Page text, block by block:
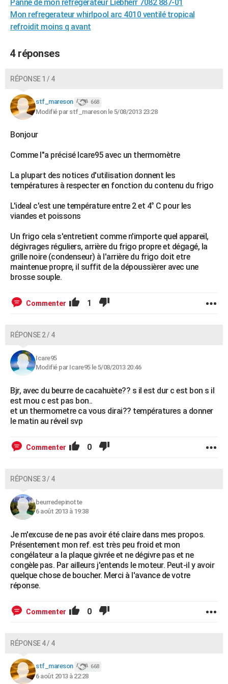
Destinations
City break
Voyage nature
Voyage de noces
Forum
Climat
+PHOTO
GUIDES D'ACHAT
BONS PLANS
CARTE DE VOEUX
DICTIONNAIRE
Dictionnaire
Biographies
Citations
Expressions
Proverbes
PROGRAMME TV
COPAINS D'AVANT
S'inscrire
Se connecter
Lycées
Collèges
Primaires
Universités
Entreprises
Service militaire
Avis de recherche
AVIS DE DÉCÈS
FORUM
Panne de mon refregerateur Liebherr 7082 887-01
Mon refregerateur whirlpool arc 4010 ventilé tropical
refroidit moins q avant
4 réponses
RÉPONSE 1 / 4
stf_mareson 668
Modifié par stf_mareson le 5/08/2013 23:28
Bonjour
Comme l"a précisé Icare95 avec un thermomètre
La plupart des notices d'utilisation donnent les
températures à respecter en fonction du contenu du frigo
L'ideal c'est une température entre 2 et 4° C pour les
viandes et poissons
Un frigo cela s'entretient comme n'importe quel appareil,
dégivrages réguliers, arrière du frigo propre et dégagé, la
grille noire (condenseur) à l'arrière du frigo doit etre
maintenue propre, il suffit de la dépoussièrer avec une
brosse souple.
Commenter 1
RÉPONSE 2 / 4
Icare95
Modifié par Icare95 le 5/08/2013 20:46
Bjr, avec du beurre de cacahuète?? s il est dur c est bon s il
est mou c est pas bon..
et un thermometre ca vous dirai?? températures a donner
le matin au réveil svp
Commenter 0
RÉPONSE 3 / 4
beurredepinotte
6 août 2013 à 19:38
Je m'excuse de ne pas avoir été claire dans mes propos.
Présentement mon ref. est très peu froid et mon
congélateur a la plaque givrée et ne dégivre pas et ne
congèle pas. Par ailleurs j'entends le moteur. Peut-il y avoir
quelque chose de boucher. Merci à l'avance de votre
réponse.
Commenter 0
RÉPONSE 4 / 4
stf_mareson 668
6 août 2013 à 22:28